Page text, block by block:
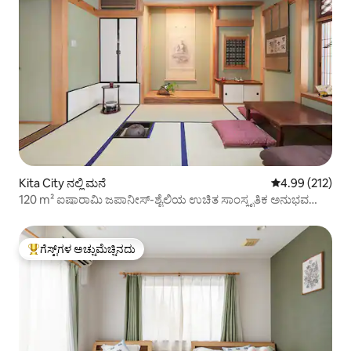
Kita City ನಲ್ಲಿ ಮನೆ 5 ರಲ್ಲಿ 4.99
4.99 (212)
120 m² ಐಷಾರಾಮಿ ಜಪಾನೀಸ್-ಶೈಲಿಯ ಉಚಿತ ಸಾಂಸ್ಕೃತಿಕ ಅನುಭವ
ಗೆಸ್ಟ್‌ಗಳಿಗೆ ಅತಿ ಹೆಚ್ಚು ಅಚ್ಚುಮೆಚ್ಚಿನದು
ಗೆಸ್ಟ್‌ಗಳ ಅಚ್ಚುಮೆಚ್ಚಿನದು